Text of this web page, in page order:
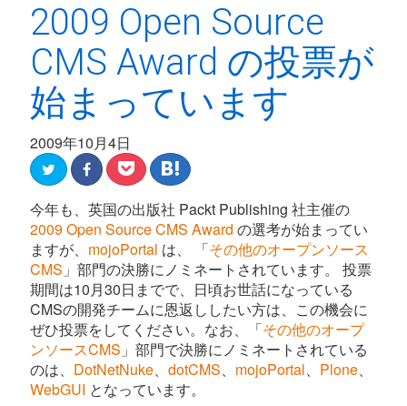
2009 Open Source
CMS Award の投票が
始まっています
2009年10月4日
今年も、英国の出版社 Packt Publishing 社主催の
2009 Open Source CMS Award の選考が始まってい
ますが、 mojoPortal は、 「その他のオープンソース
CMS 」部門の決勝にノミネートされています。 投票
期間は10月30日までで、日頃お世話になっている
CMSの開発チームに恩返ししたい方は、この機会に
ぜひ投票をしてください。なお、「その他のオープ
ンソースCMS 」部門で決勝にノミネートされている
のは、 DotNetNuke、 dotCMS、 mojoPortal、 Plone、
WebGUI となっています。